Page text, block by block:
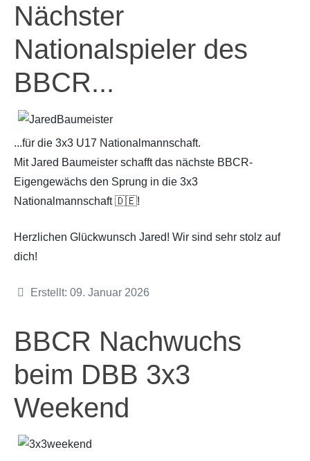
Nächster
Nationalspieler des
BBCR...
...für die 3x3 U17 Nationalmannschaft.
Mit Jared Baumeister schafft das nächste BBCR-
Eigengewächs den Sprung in die 3x3
Nationalmannschaft 🇩🇪!
Herzlichen Glückwunsch Jared! Wir sind sehr stolz auf
dich!
Details
Erstellt: 09. Januar 2026
BBCR Nachwuchs
beim DBB 3x3
Weekend